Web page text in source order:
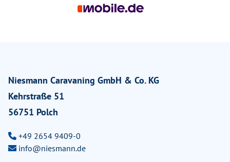
Niesmann Caravaning GmbH & Co. KG
Kehrstraße 51
56751 Polch
+49 2654 9409-0
info@niesmann.de